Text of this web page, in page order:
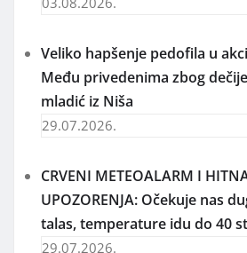
U Šainovcu postavljen
Vozači negoduju zbog slabe
tvrde da je sve po projektu
Sutra zatvorena Moravska
Radovi na kanalizaciji
03.08.2026.